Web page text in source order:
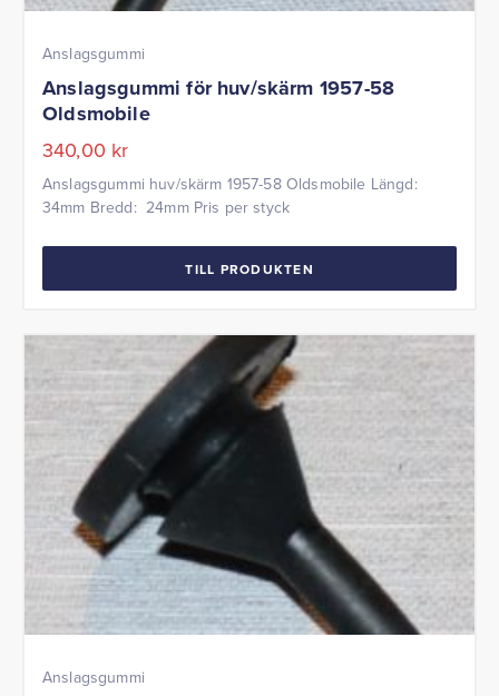
Anslagsgummi
Anslagsgummi för huv/skärm 1957-58
Oldsmobile
340,00 kr
Anslagsgummi huv/skärm 1957-58 Oldsmobile Längd:
34mm Bredd: 24mm Pris per styck
TILL PRODUKTEN
Anslagsgummi